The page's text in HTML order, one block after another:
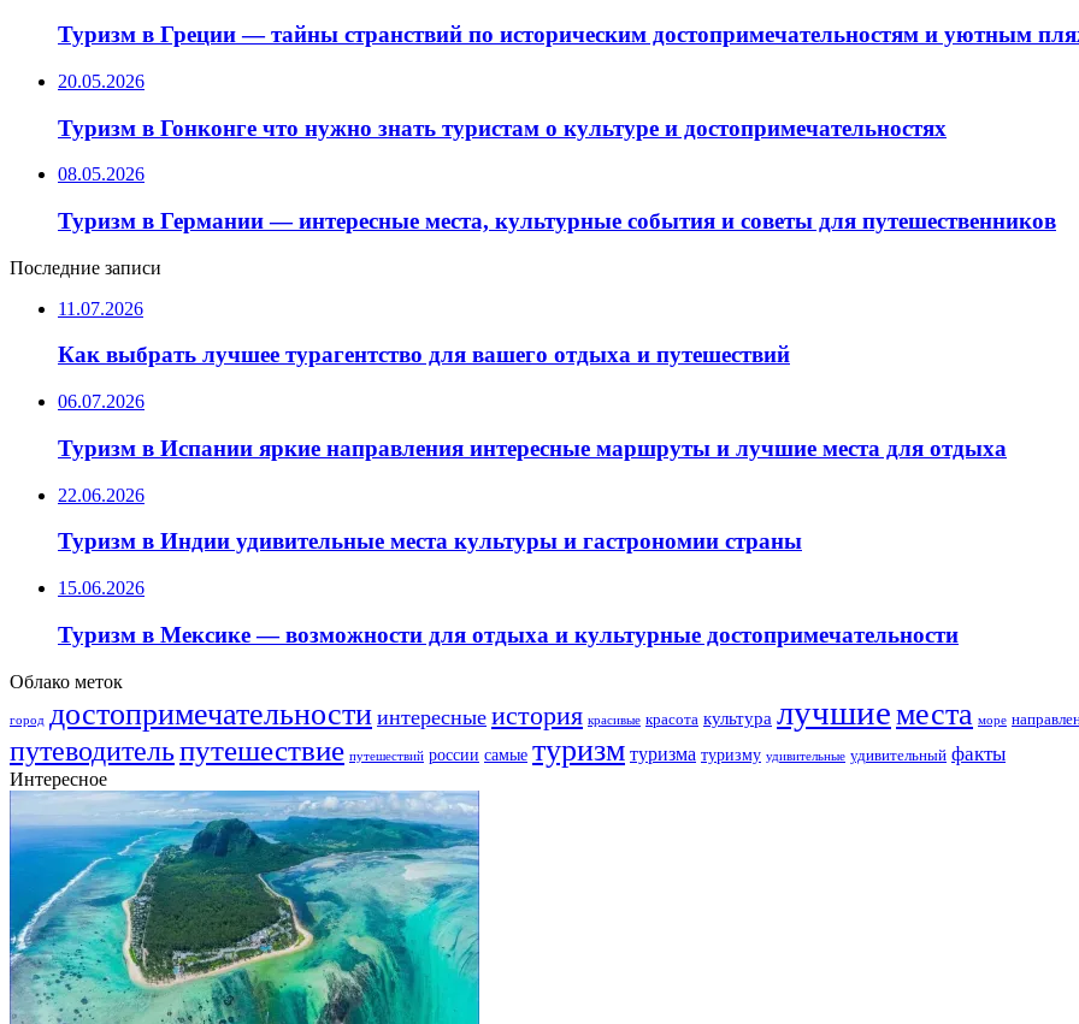
Туризм в Греции — тайны странствий по историческим достопримечательностям и уютным
20.05.2026
Туризм в Гонконге что нужно знать туристам о культуре и достопримечательностях
08.05.2026
Туризм в Германии — интересные места, культурные события и советы для путешественников
Последние записи
11.07.2026
Как выбрать лучшее турагентство для вашего отдыха и путешествий
06.07.2026
Туризм в Испании яркие направления интересные маршруты и лучшие места для отдыха
22.06.2026
Туризм в Индии удивительные места культуры и гастрономии страны
15.06.2026
Туризм в Мексике — возможности для отдыха и культурные достопримечательности
Облако меток
город достопримечательности интересные история красивые красота культура лучшиеместа море
путеводительпутешествие путешествий россии самые туризм туризма туризму удивительные удивительный факты
Интересное